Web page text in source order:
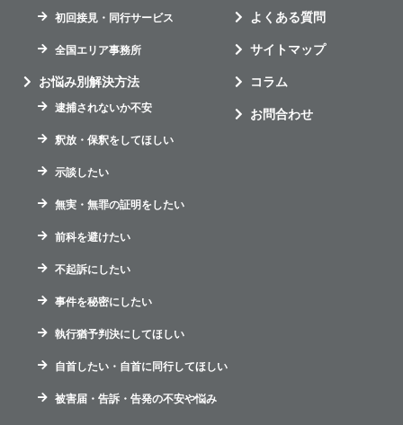
初回接見・同行サービス
全国エリア事務所
お悩み別解決方法
逮捕されないか不安
釈放・保釈をしてほしい
示談したい
無実・無罪の証明をしたい
前科を避けたい
不起訴にしたい
事件を秘密にしたい
執行猶予判決にしてほしい
自首したい・自首に同行してほしい
被害届・告訴・告発の不安や悩み
よくある質問
サイトマップ
コラム
お問合わせ